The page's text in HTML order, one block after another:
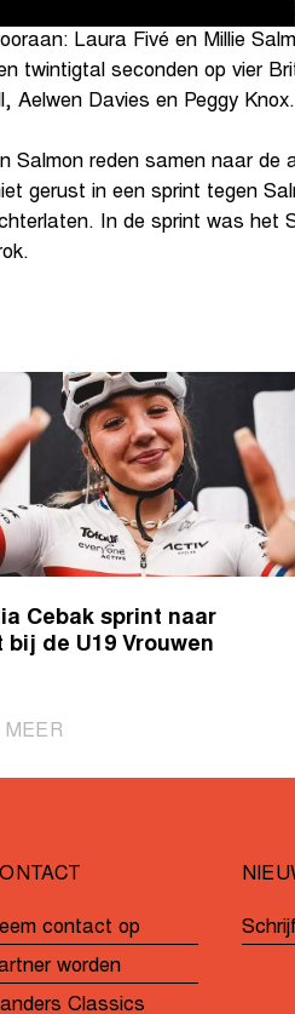
de leidsters. Op 17
Laura Fivé en Millie
twintigtal seconden op vier
Aelwen Davies en Peggy
Salmon reden samen naar
gerust in een sprint tegen
In de sprint was het
Cebak sprint naar
bij de U19 Vrouwen
MEER|
winst
de
U19
Vrouwen
contact op
worden
Classics